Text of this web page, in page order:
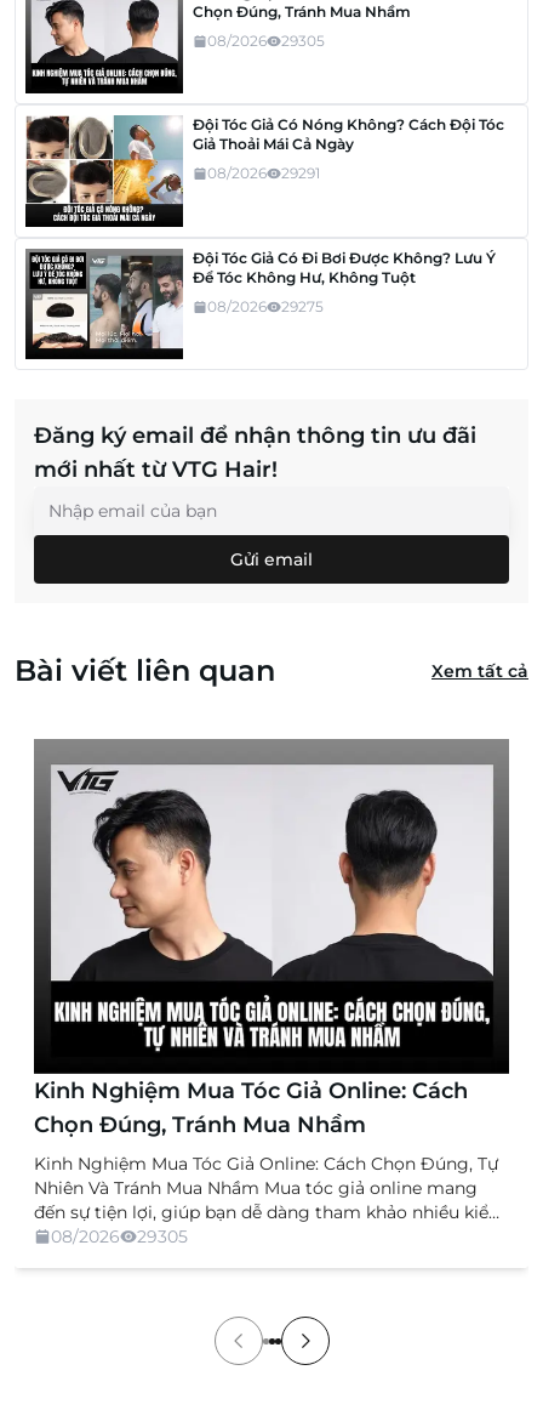
Chọn Đúng, Tránh Mua Nhầm
08/2026
29305
Đội Tóc Giả Có Nóng Không? Cách Đội Tóc
Giả Thoải Mái Cả Ngày
08/2026
29291
Đội Tóc Giả Có Đi Bơi Được Không? Lưu Ý
Để Tóc Không Hư, Không Tuột
08/2026
29275
Đăng ký email để nhận thông tin ưu đãi
mới nhất từ VTG Hair!
Gửi email
Bài viết liên quan Xem tất cả
Kinh Nghiệm Mua Tóc Giả Online: Cách
Chọn Đúng, Tránh Mua Nhầm
Kinh Nghiệm Mua Tóc Giả Online: Cách Chọn Đúng, Tự
Nhiên Và Tránh Mua Nhầm Mua tóc giả online mang
đến sự tiện lợi, giúp bạn dễ dàng tham khảo nhiều kiểu
dáng, chất liệu và mức giá mà không cần trực tiếp đến
08/2026 29305